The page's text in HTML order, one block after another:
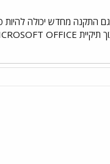
התקנה מחדש יכולה